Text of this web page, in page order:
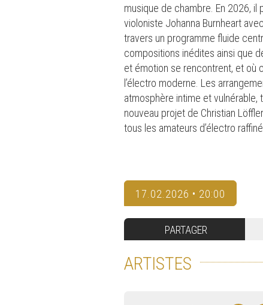
musique de chambre. En 2026,
violoniste Johanna Burnheart
travers un programme fluide
compositions inédites ainsi que
et émotion se rencontrent, et où
l’électro moderne. Les
atmosphère intime et vulnérable,
nouveau projet de Christian
tous les amateurs d’électro
17.02.2026 • 20:00
PARTAGER
ARTISTES